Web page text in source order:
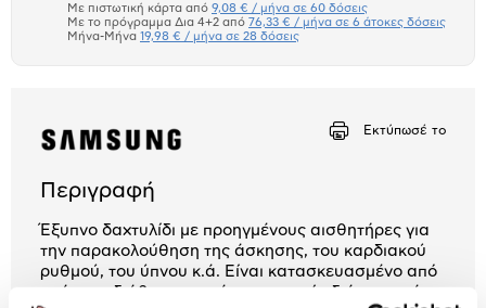
Πιστωτική κάρτα
Αριθμός δόσεων
Με πιστωτική κάρτα από 9,08 € / μήνα σε 60 δόσεις
Με το πρόγραμμα Δια 4+2 από 76,33 € / μήνα σε 6 άτοκες δόσεις
Μήνα-Μήνα 19,98 € / μήνα σε 28 δόσεις
Εκτύπωσέ το
Περιγραφή
Έξυπνο δαχτυλίδι με προηγμένους αισθητήρες για
την παρακολούθηση της άσκησης, του καρδιακού
ρυθμού, του ύπνου κ.ά. Είναι κατασκευασμένο από
τιτάνιο, αδιάβροχο και έχει μπαταρία διάρκειας έως